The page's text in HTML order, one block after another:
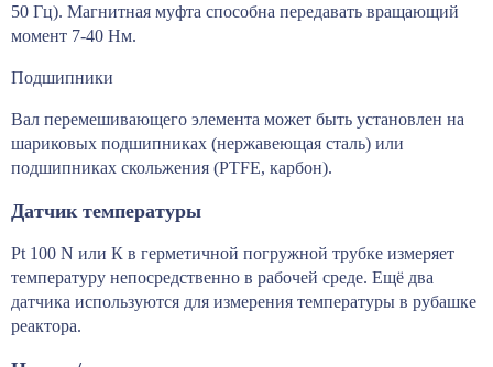
50 Гц). Магнитная муфта способна передавать вращающий
момент 7-40 Нм.
Подшипники
Вал перемешивающего элемента может быть установлен на
шариковых подшипниках (нержавеющая сталь) или
подшипниках скольжения (PTFE, карбон).
Датчик температуры
Pt 100 N или К в герметичной погружной трубке измеряет
температуру непосредственно в рабочей среде. Ещё два
датчика используются для измерения температуры в рубашке
реактора.